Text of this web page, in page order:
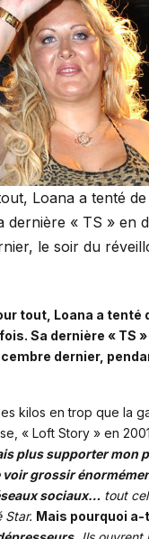
Loana a tenté
dernière « TS » en
le soir du
tout, Loana a tenté
Sa dernière « TS
dernier,
kilos en trop que la
« Loft Story » en
plus supporter mon
voir grossir
sociaux… tout
Star. Mais pourquoi